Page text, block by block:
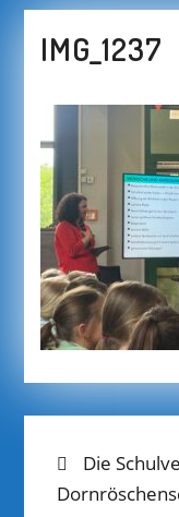
IMG_1237
BEITRAGS-
Previous
post:
Die